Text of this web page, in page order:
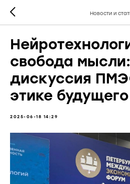
Новости и
свобода
дискуссия
этике будущего
2025-06-18 14:29